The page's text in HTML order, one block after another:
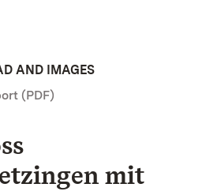
AND IMAGES
(PDF)
mit